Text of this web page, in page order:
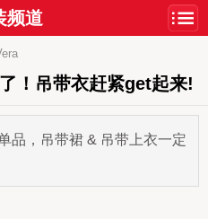
频道
！吊带衣赶紧get起来!
品，吊带裙 & 吊带上衣一定